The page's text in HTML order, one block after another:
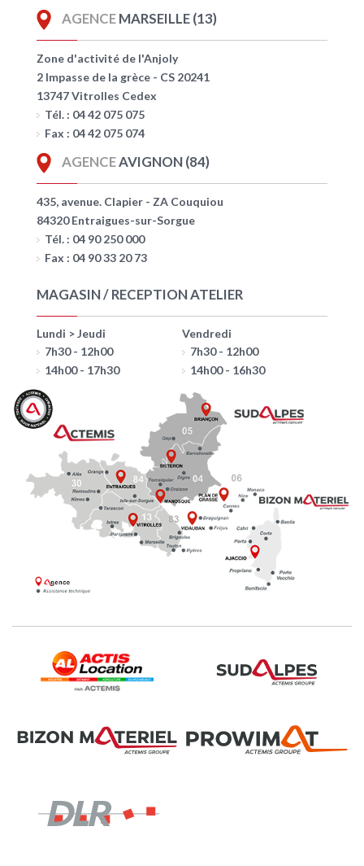
AGENCEMARSEILLE (13)
Zone d'activité de l'Anjoly
2 Impasse de la grèce - CS 20241
13747 Vitrolles Cedex
Tél. : 04 42 075 075
Fax : 04 42 075 074
AGENCEAVIGNON (84)
435, avenue. Clapier - ZA Couquiou
84320 Entraigues-sur-Sorgue
Tél. : 04 90 250 000
Fax : 04 90 33 20 73
MAGASIN / RECEPTION ATELIER
Lundi > Jeudi
7h30 - 12h00
14h00 - 17h30
Vendredi
7h30 - 12h00
14h00 - 16h30